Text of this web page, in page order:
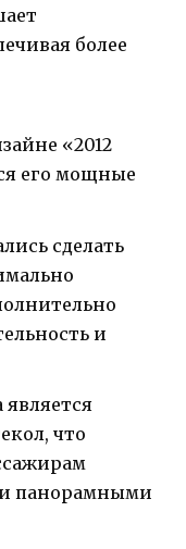
более
«2012
его мощные
сделать
и
является
что
панорамными